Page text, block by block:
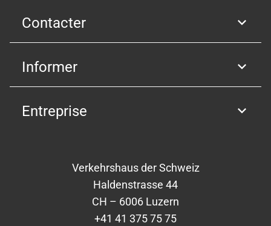
Contacter
Informer
Entreprise
Verkehrshaus der Schweiz
Haldenstrasse 44
CH – 6006 Luzern
+41 41 375 75 75